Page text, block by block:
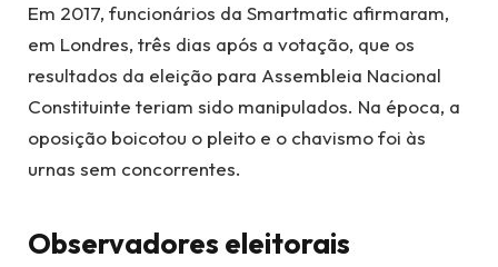
Em 2017, funcionários da Smartmatic afirmaram,
em Londres, três dias após a votação, que os
resultados da eleição para Assembleia Nacional
Constituinte teriam sido manipulados. Na época, a
oposição boicotou o pleito e o chavismo foi às
urnas sem concorrentes.
Observadores eleitorais